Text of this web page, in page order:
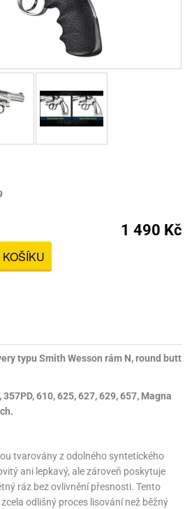
1 490 Kč
typu Smith Wesson rám N, round butt
610, 625, 627, 629, 657, Magna
tvarovány z odolného syntetického
ani lepkavý, ale zároveň poskytuje
ráz bez ovlivnění přesnosti. Tento
odlišný proces lisování než běžný